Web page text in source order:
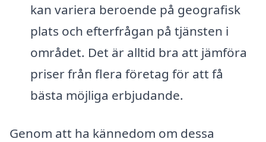
kan variera beroende på geografisk
plats och efterfrågan på tjänsten i
området. Det är alltid bra att jämföra
priser från flera företag för att få
bästa möjliga erbjudande.
Genom att ha kännedom om dessa